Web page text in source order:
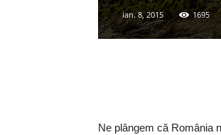
ian. 8, 2015 1695
Ne plângem că România